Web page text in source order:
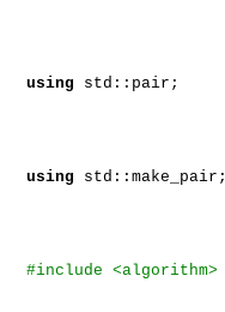
using std::pair;
using std::make_pair;
#include <algorithm>